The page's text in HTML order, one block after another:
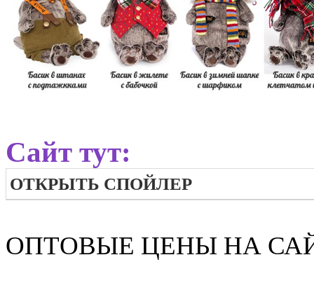
Сайт тут:
ОТКРЫТЬ СПОЙЛЕР
ОПТОВЫЕ ЦЕНЫ НА